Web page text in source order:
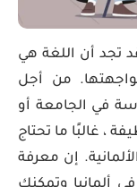
تجد أن اللغة هي
من أجل
في الجامعة أو
، غالبًا ما تحتاج
إن معرفة